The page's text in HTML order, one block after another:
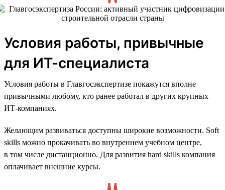
Условия работы, привычные
для ИТ-специалиста
Условия работы в Главгосэкспертизе покажутся вполне
привычными любому, кто ранее работал в других крупных
ИТ-компаниях.
Желающим развиваться доступны широкие возможности. Soft
skills можно прокачивать во внутреннем учебном центре,
в том числе дистанционно. Для развития hard skills компания
оплачивает внешние курсы.